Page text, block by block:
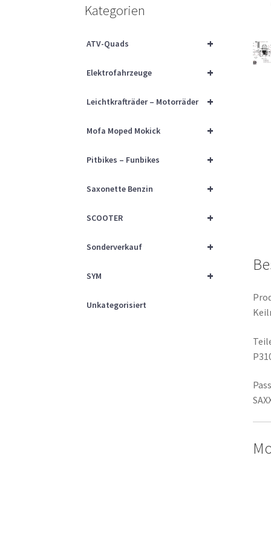
Kategorien
+
ATV-Quads
+
Elektrofahrzeuge
+
Leichtkrafträder – Motorräder
+
Mofa Moped Mokick
+
Pitbikes – Funbikes
+
Saxonette Benzin
+
SCOOTER
+
Sonderverkauf
+
SYM
Unkategorisiert